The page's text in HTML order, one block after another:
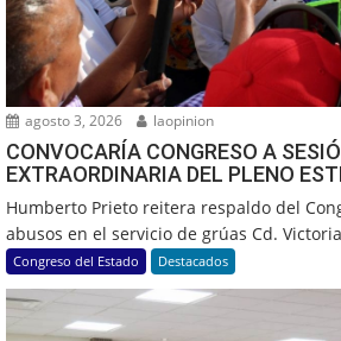
agosto 3, 2026 laopinion
CONVOCARÍA CONGRESO A
EXTRAORDINARIA DEL PLENO
Humberto Prieto reitera respaldo del
abusos en el servicio de grúas Cd.
Congreso del Estado Destacados